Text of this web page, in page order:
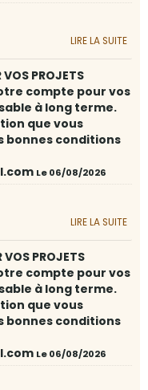
LIRE LA SUITE
VOS PROJETS
compte pour vos
à long terme.
que vous
bonnes conditions
Le 06/08/2026
LIRE LA SUITE
VOS PROJETS
compte pour vos
à long terme.
que vous
bonnes conditions
Le 06/08/2026